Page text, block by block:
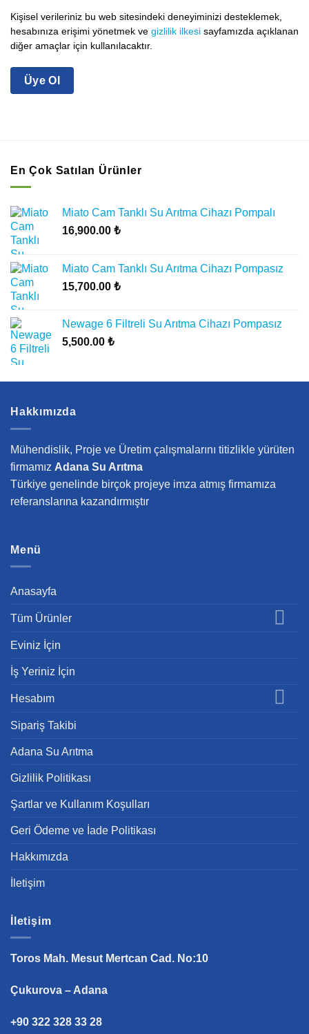
Kişisel verileriniz bu web sitesindeki deneyiminizi desteklemek,
hesabınıza erişimi yönetmek ve gizlilik ilkesi sayfamızda açıklanan
diğer amaçlar için kullanılacaktır.
Üye Ol
En Çok Satılan Ürünler
Miato Cam Tanklı Su Arıtma Cihazı Pompalı
16,900.00 ₺
Miato Cam Tanklı Su Arıtma Cihazı Pompasız
15,700.00 ₺
Newage 6 Filtreli Su Arıtma Cihazı Pompasız
5,500.00 ₺
Hakkımızda
Mühendislik, Proje ve Üretim çalışmalarını titizlikle yürüten
firmamız Adana Su Arıtma
Türkiye genelinde birçok projeye imza atmış firmamıza
referanslarına kazandırmıştır
Menü
Anasayfa
Tüm Ürünler
Eviniz İçin
İş Yeriniz İçin
Hesabım
Sipariş Takibi
Adana Su Arıtma
Gizlilik Politikası
Şartlar ve Kullanım Koşulları
Geri Ödeme ve İade Politikası
Hakkımızda
İletişim
İletişim
Toros Mah. Mesut Mertcan Cad. No:10
Çukurova – Adana
+90 322 328 33 28